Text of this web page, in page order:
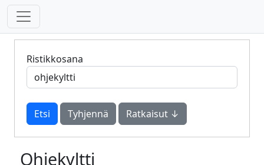
Ristikkosana
Tyhjennä Ratkaisut ↓
Ohjekyltti